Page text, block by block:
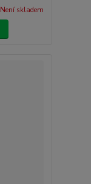
Není skladem